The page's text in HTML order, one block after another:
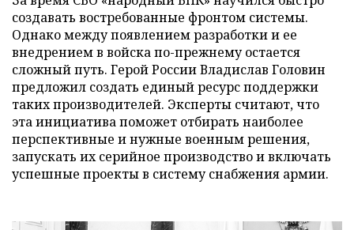
создавать востребованные фронтом системы.
Однако между появлением разработки и ее
внедрением в войска по-прежнему остается
сложный путь. Герой России Владислав Головин
предложил создать единый ресурс поддержки
таких производителей. Эксперты считают, что
эта инициатива поможет отбирать наиболее
перспективные и нужные военным решения,
запускать их серийное производство и включать
успешные проекты в систему снабжения армии.